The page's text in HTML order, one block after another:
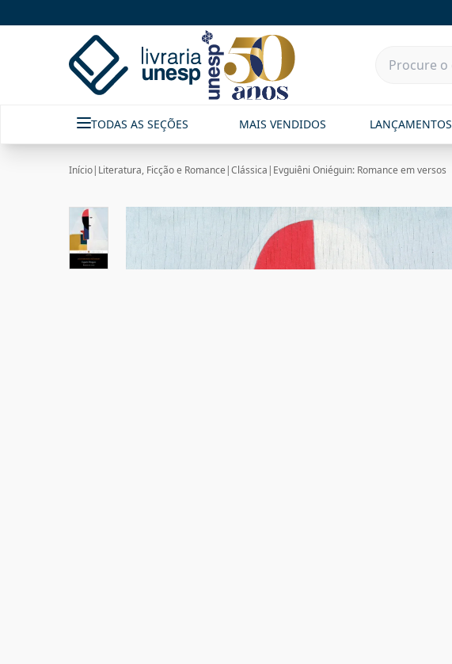
TODAS AS SEÇÕES MAIS VENDIDOS LANÇAMENTOS
Início| Literatura, Ficção e Romance |Clássica | Evguiêni Oniéguin: Romance em versos